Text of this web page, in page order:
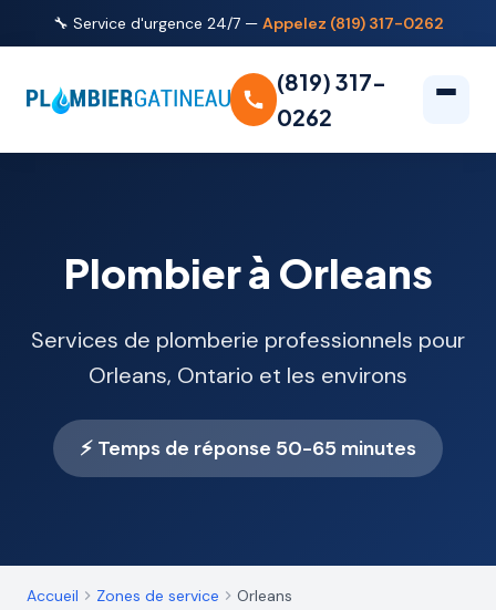
🔧 Service d'urgence 24/7 — Appelez (819) 317-0262
(819) 317-
0262
Plombier à Orleans
Services de plomberie professionnels pour
Orleans, Ontario et les environs
⚡ Temps de réponse 50-65 minutes
Accueil Zones de service Orleans